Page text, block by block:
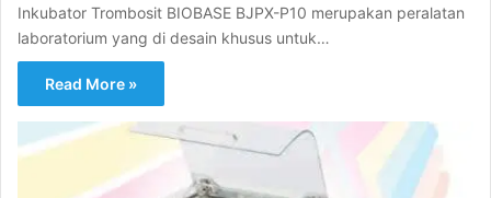
Inkubator Trombosit BIOBASE BJPX-P10 merupakan peralatan
laboratorium yang di desain khusus untuk…
Read More »